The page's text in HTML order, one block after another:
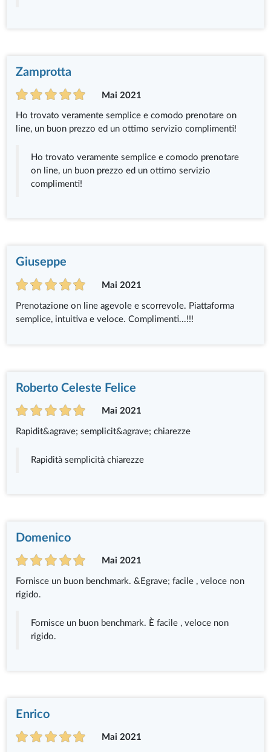
Zamprotta
Mai 2021
Ho trovato veramente semplice e comodo prenotare on
line, un buon prezzo ed un ottimo servizio complimenti!
Ho trovato veramente semplice e comodo prenotare
on line, un buon prezzo ed un ottimo servizio
complimenti!
Giuseppe
Mai 2021
Prenotazione on line agevole e scorrevole. Piattaforma
semplice, intuitiva e veloce. Complimenti...!!!
Roberto Celeste Felice
Mai 2021
Rapidit&agrave; semplicit&agrave; chiarezze
Rapidità semplicità chiarezze
Domenico
Mai 2021
Fornisce un buon benchmark. &Egrave; facile , veloce non
rigido.
Fornisce un buon benchmark. È facile , veloce non
rigido.
Enrico
Mai 2021